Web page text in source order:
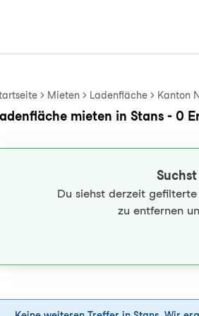
Mieten Ladenfläche Kanton
mieten in Stans - 0
Du siehst derzeit
zu entfernen